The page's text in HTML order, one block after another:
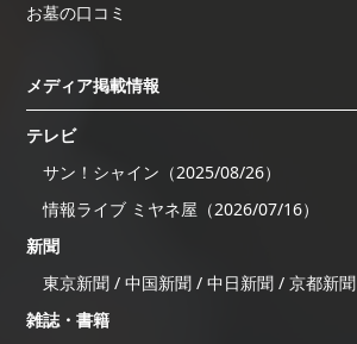
お墓の口コミ
メディア掲載情報
テレビ
サン！シャイン（2025/08/26）
情報ライブ ミヤネ屋（2026/07/16）
新聞
東京新聞 / 中国新聞 / 中日新聞 / 京都新聞
雑誌・書籍